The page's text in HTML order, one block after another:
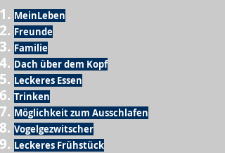
MeinLeben
Freunde
Familie
Dach über dem Kopf
Leckeres Essen
Trinken
Möglichkeit zum Ausschlafen
Vogelgezwitscher
Leckeres Frühstück